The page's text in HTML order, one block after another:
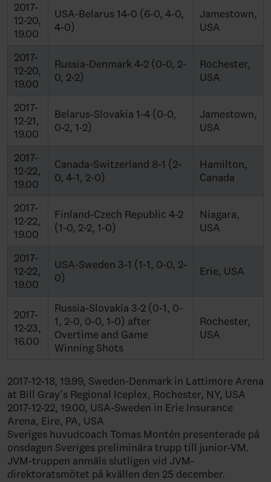
2017-
12-20,
19.00
USA-Belarus 14-0 (6-0, 4-0,
4-0)
Jamestown,
USA
2017-
12-20,
19.00
Russia-Denmark 4-2 (0-0, 2-
0, 2-2)
Rochester,
USA
2017-
12-21,
19.00
Belarus-Slovakia 1-4 (0-0,
0-2, 1-2)
Jamestown,
USA
2017-
12-22,
19.00
Canada-Switzerland 8-1 (2-
0, 4-1, 2-0)
Hamilton,
Canada
2017-
12-22,
19.00
Finland-Czech Republic 4-2
(1-0, 2-2, 1-0)
Niagara,
USA
2017-
12-22,
19.00
USA-Sweden 3-1 (1-1, 0-0, 2-
0)
Erie, USA
2017-
12-23,
16.00
Russia-Slovakia 3-2 (0-1, 0-
1, 2-0, 0-0, 1-0) after
Overtime and Game
Winning Shots
Rochester,
USA
2017-12-18, 19.99, Sweden-Denmark in Lattimore Arena
at Bill Gray’s Regional Iceplex, Rochester, NY, USA
2017-12-22, 19.00, USA-Sweden in Erie Insurance
Arena, Eire, PA, USA
Sveriges huvudcoach Tomas Montén presenterade på
onsdagen Sveriges preliminära trupp till junior-VM.
JVM-truppen anmäls slutligen vid JVM-
direktoratsmötet på kvällen den 25 december.